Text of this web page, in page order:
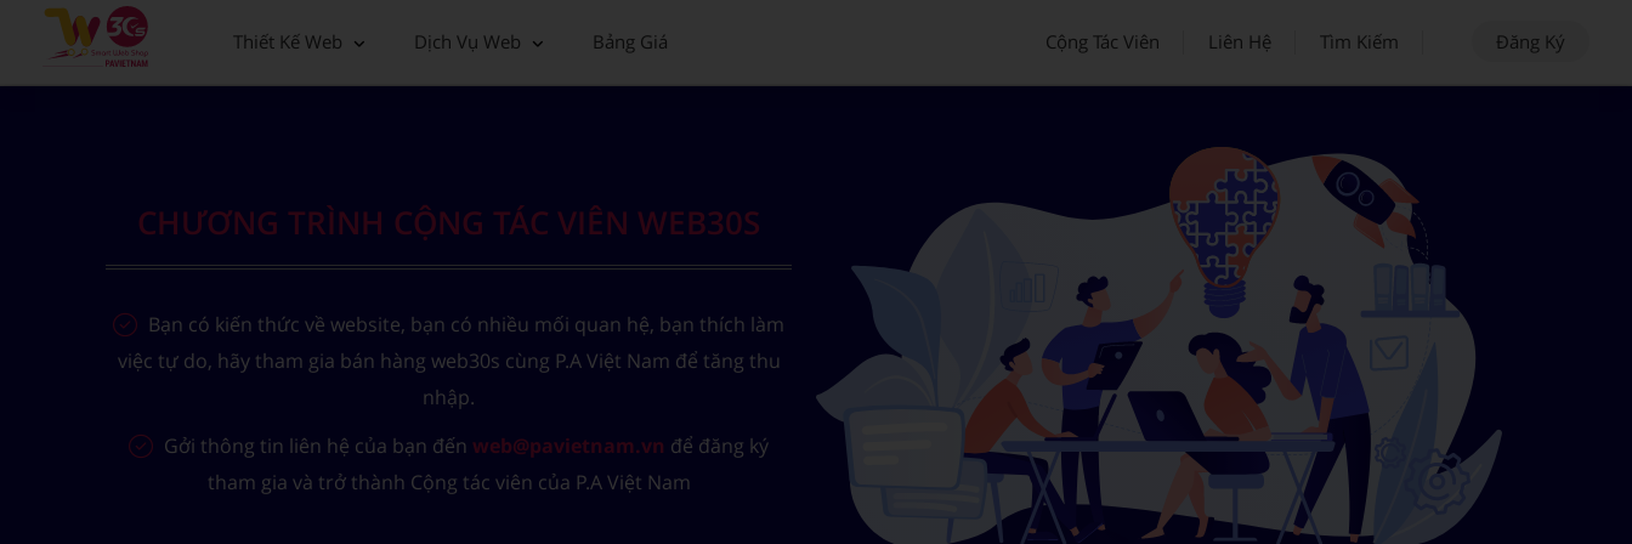
Thiết Kế Web Dịch Vụ Web Bảng Giá Cộng Tác Viên Liên Hệ Tìm Kiếm Đăng Ký
CHƯƠNG TRÌNH CỘNG TÁC VIÊN WEB30S
Bạn có kiến thức về website, bạn có nhiều mối quan hệ, bạn thích làm
việc tự do, hãy tham gia bán hàng web30s cùng P.A Việt Nam để tăng thu
nhập.
Gởi thông tin liên hệ của bạn đến web@pavietnam.vn để đăng ký
tham gia và trở thành Cộng tác viên của P.A Việt Nam